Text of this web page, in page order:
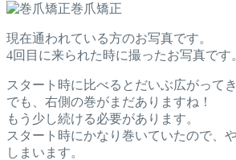
巻爪矯正
現在通われている方のお写真です。
4回目に来られた時に撮ったお写真です
スタート時に比べるとだいぶ広がって
でも、右側の巻がまだありますね！
もう少し続ける必要があります。
スタート時にかなり巻いていたので、
しまいます。